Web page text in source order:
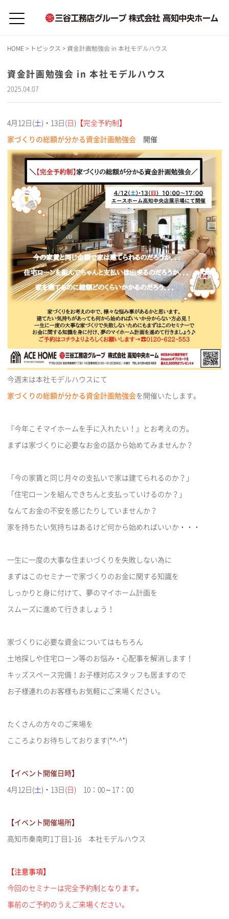
HOME > トピックス > 資金計画勉強会 in 本社モデルハウス
資金計画勉強会 in 本社モデルハウス
2025.04.07
4月12日(土)・13日( 日 ) 【完全予約制】
家づくりの総額が分かる資金計画勉強会 開催
今週末は本社モデルハウスにて
家づくりの総額が分かる資金計画勉強会を開催いたします。
『今年こそマイホームを手に入れたい！』とお考えの方。
まずは家づくりに必要なお金の話から始めてみませんか？
「今の家賃と同じ月々の支払いで家は建てられるのか？」
「住宅ローンを組んできちんと支払っていけるのか？」
なんてお金の不安を感じたりしていませんか？
家を持ちたい気持ちはあるけど何から始めればいいか・・・
一生に一度の大事な住まいづくりを失敗しない為に
まずはこのセミナーで家づくりのお金に関する知識を
しっかりと身に付けて、夢のマイホーム計画を
スムーズに進めて行きましょう！
家づくりに必要な資金についてはもちろん
土地探しや住宅ローン等のお悩み・心配事を解消します！
キッズスペース完備！お子様対応スタッフも居ますので
お子様連れのお客様もお気軽にご来場ください。
たくさんの方々のご来場を
こころよりお待ちしております(*^-^*)
【イベント開催日時】
4月12日(土)・13日(日) 10：00～17：00
【イベント開催場所】
高知市秦南町1丁目1-16 本社モデルハウス
【注意事項】
今回のセミナーは完全予約制となります。
事前のご予約のうえご来場ください。